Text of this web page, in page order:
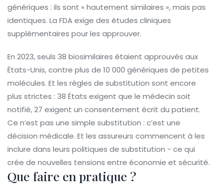
génériques : ils sont « hautement similaires », mais pas
identiques. La FDA exige des études cliniques
supplémentaires pour les approuver.
En 2023, seuls 38 biosimilaires étaient approuvés aux
États-Unis, contre plus de 10 000 génériques de petites
molécules. Et les règles de substitution sont encore
plus strictes : 38 États exigent que le médecin soit
notifié, 27 exigent un consentement écrit du patient.
Ce n’est pas une simple substitution : c’est une
décision médicale. Et les assureurs commencent à les
inclure dans leurs politiques de substitution - ce qui
crée de nouvelles tensions entre économie et sécurité.
Que faire en pratique ?